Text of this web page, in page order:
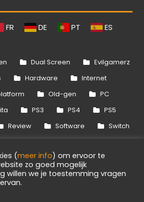
FR DE PT ES
Dual Screen
Evilgamerz
Hardware
Internet
Old-gen
PC
PS3 PS4
PS5
Review Software
Switch
One Xbox Series
(meer info) om ervoor te
zo goed mogelijk
willen we je toestemming vragen